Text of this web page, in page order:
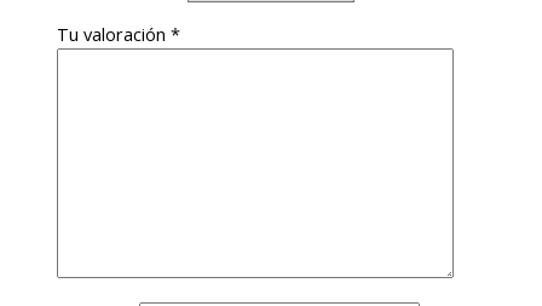
Tu valoración*